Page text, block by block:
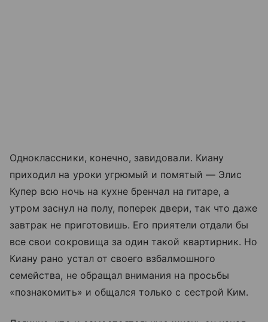
Одноклассники, конечно, завидовали. Киану
приходил на уроки угрюмый и помятый — Элис
Купер всю ночь на кухне бренчал на гитаре, а
утром заснул на полу, поперек двери, так что даже
завтрак не приготовишь. Его приятели отдали бы
все свои сокровища за один такой квартирник. Но
Киану рано устал от своего взбалмошного
семейства, не обращал внимания на просьбы
«познакомить» и общался только с сестрой Ким.